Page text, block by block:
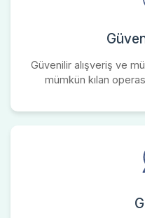
Güvenilir alışveriş ve
mümkün kılan